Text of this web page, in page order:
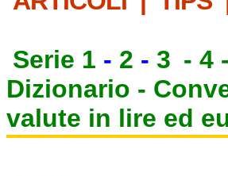
Serie 1 - 2 - 3 - 4 -
Dizionario -
valute in lire ed